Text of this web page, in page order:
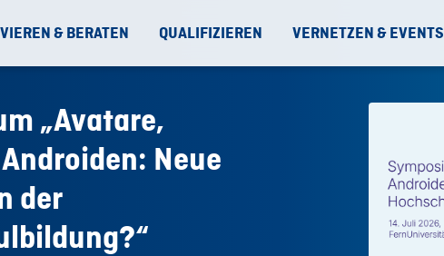
& BERATEN QUALIFIZIEREN VERNETZEN & EVENTS
„Avatare,
Neue
der